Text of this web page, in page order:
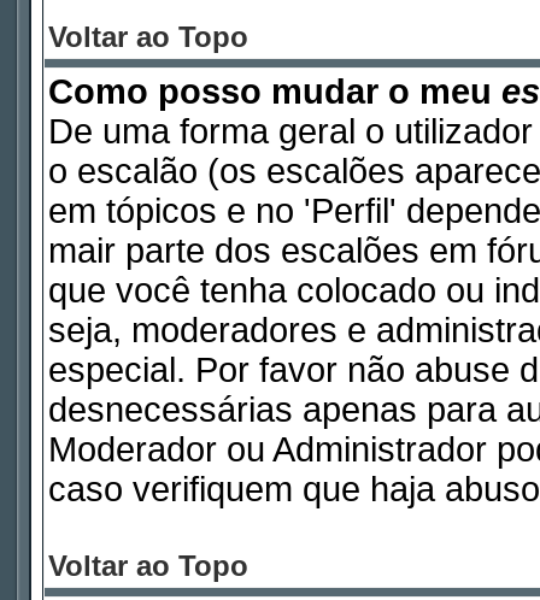
Voltar ao Topo
Como posso mudar o meu
De uma forma geral o
o escalão (os escalões
em tópicos e no 'Perfil'
mair parte dos escalões em
que você tenha colocado ou
seja, moderadores e
especial. Por favor não abuse
desnecessárias apenas para
Moderador ou Administrador
caso verifiquem que haja
Voltar ao Topo